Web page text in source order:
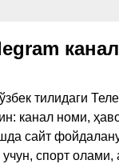
тилидаги
канал номи,
сайт
спорт